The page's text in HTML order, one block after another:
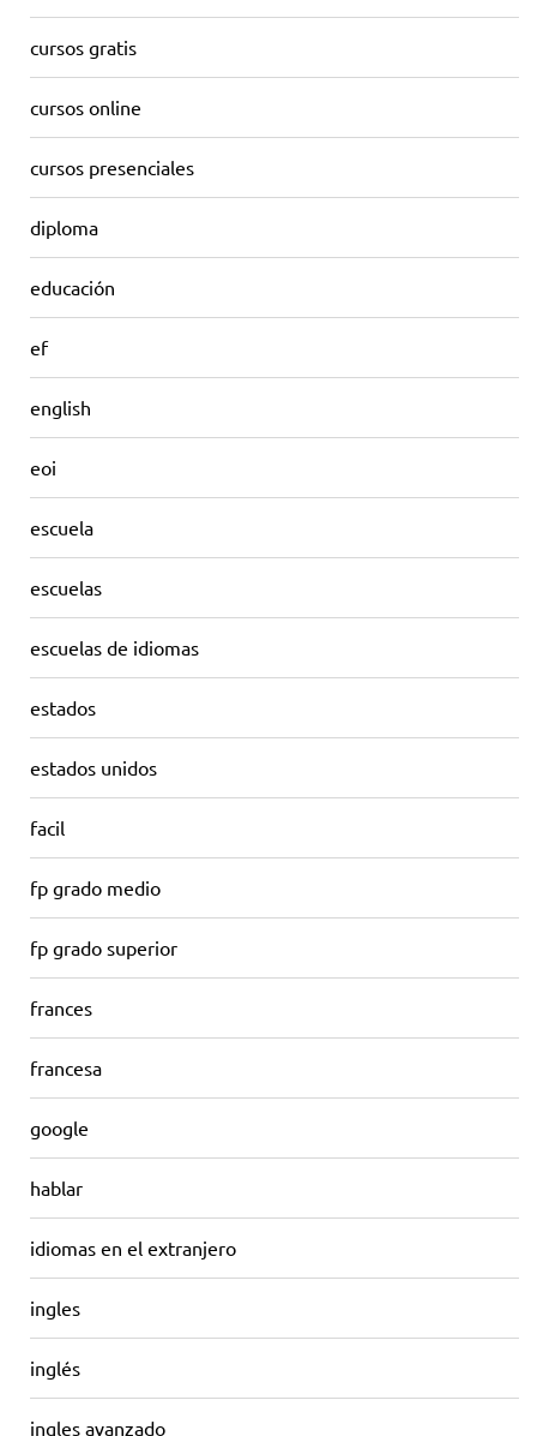
cursos gratis
cursos online
cursos presenciales
diploma
educación
ef
english
eoi
escuela
escuelas
escuelas de idiomas
estados
estados unidos
facil
fp grado medio
fp grado superior
frances
francesa
google
hablar
idiomas en el extranjero
ingles
inglés
ingles avanzado